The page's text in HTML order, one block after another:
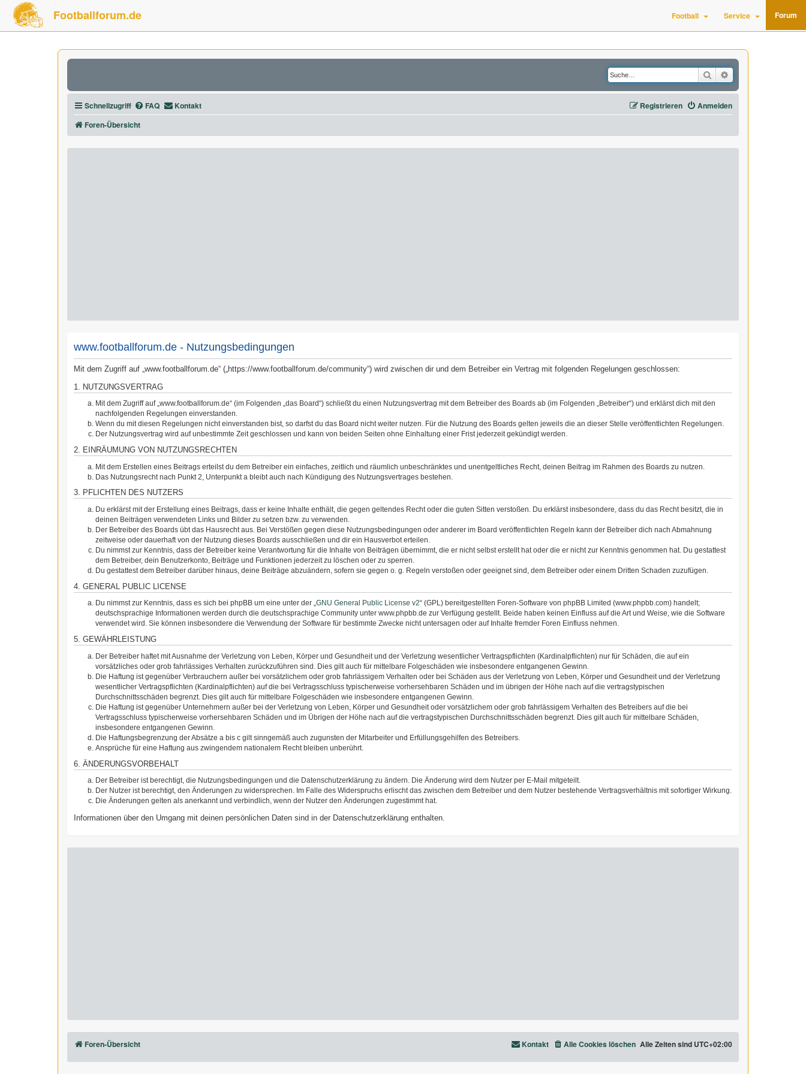
Footballforum.de Football Service Forum
Suche
Schnellzugriff FAQ Kontakt Anmelden
Registrieren
Foren-Übersicht
www.footballforum.de - Nutzungsbedingungen
Mit dem Zugriff auf „www.footballforum.de“ („https://www.footballforum.de/community“) wird zwischen dir und dem Betreiber ein Vertrag mit folgenden Regelungen geschlossen:
1. NUTZUNGSVERTRAG
Mit dem Zugriff auf „www.footballforum.de“ (im Folgenden „das Board“) schließt du einen Nutzungsvertrag mit dem Betreiber des Boards ab (im Folgenden „Betreiber“) und erklärst dich mit den
nachfolgenden Regelungen einverstanden.
Wenn du mit diesen Regelungen nicht einverstanden bist, so darfst du das Board nicht weiter nutzen. Für die Nutzung des Boards gelten jeweils die an dieser Stelle veröffentlichten Regelungen.
Der Nutzungsvertrag wird auf unbestimmte Zeit geschlossen und kann von beiden Seiten ohne Einhaltung einer Frist jederzeit gekündigt werden.
2. EINRÄUMUNG VON NUTZUNGSRECHTEN
Mit dem Erstellen eines Beitrags erteilst du dem Betreiber ein einfaches, zeitlich und räumlich unbeschränktes und unentgeltliches Recht, deinen Beitrag im Rahmen des Boards zu nutzen.
Das Nutzungsrecht nach Punkt 2, Unterpunkt a bleibt auch nach Kündigung des Nutzungsvertrages bestehen.
3. PFLICHTEN DES NUTZERS
Du erklärst mit der Erstellung eines Beitrags, dass er keine Inhalte enthält, die gegen geltendes Recht oder die guten Sitten verstoßen. Du erklärst insbesondere, dass du das Recht besitzt, die in
deinen Beiträgen verwendeten Links und Bilder zu setzen bzw. zu verwenden.
Der Betreiber des Boards übt das Hausrecht aus. Bei Verstößen gegen diese Nutzungsbedingungen oder anderer im Board veröffentlichten Regeln kann der Betreiber dich nach Abmahnung
zeitweise oder dauerhaft von der Nutzung dieses Boards ausschließen und dir ein Hausverbot erteilen.
Du nimmst zur Kenntnis, dass der Betreiber keine Verantwortung für die Inhalte von Beiträgen übernimmt, die er nicht selbst erstellt hat oder die er nicht zur Kenntnis genommen hat. Du gestattest
dem Betreiber, dein Benutzerkonto, Beiträge und Funktionen jederzeit zu löschen oder zu sperren.
Du gestattest dem Betreiber darüber hinaus, deine Beiträge abzuändern, sofern sie gegen o. g. Regeln verstoßen oder geeignet sind, dem Betreiber oder einem Dritten Schaden zuzufügen.
4. GENERAL PUBLIC LICENSE
Du nimmst zur Kenntnis, dass es sich bei phpBB um eine unter der „GNU General Public License v2“ (GPL) bereitgestellten Foren-Software von phpBB Limited (www.phpbb.com) handelt;
deutschsprachige Informationen werden durch die deutschsprachige Community unter www.phpbb.de zur Verfügung gestellt. Beide haben keinen Einfluss auf die Art und Weise, wie die Software
verwendet wird. Sie können insbesondere die Verwendung der Software für bestimmte Zwecke nicht untersagen oder auf Inhalte fremder Foren Einfluss nehmen.
5. GEWÄHRLEISTUNG
Der Betreiber haftet mit Ausnahme der Verletzung von Leben, Körper und Gesundheit und der Verletzung wesentlicher Vertragspflichten (Kardinalpflichten) nur für Schäden, die auf ein
vorsätzliches oder grob fahrlässiges Verhalten zurückzuführen sind. Dies gilt auch für mittelbare Folgeschäden wie insbesondere entgangenen Gewinn.
Die Haftung ist gegenüber Verbrauchern außer bei vorsätzlichem oder grob fahrlässigem Verhalten oder bei Schäden aus der Verletzung von Leben, Körper und Gesundheit und der Verletzung
wesentlicher Vertragspflichten (Kardinalpflichten) auf die bei Vertragsschluss typischerweise vorhersehbaren Schäden und im übrigen der Höhe nach auf die vertragstypischen
Durchschnittsschäden begrenzt. Dies gilt auch für mittelbare Folgeschäden wie insbesondere entgangenen Gewinn.
Die Haftung ist gegenüber Unternehmern außer bei der Verletzung von Leben, Körper und Gesundheit oder vorsätzlichem oder grob fahrlässigem Verhalten des Betreibers auf die bei
Vertragsschluss typischerweise vorhersehbaren Schäden und im Übrigen der Höhe nach auf die vertragstypischen Durchschnittsschäden begrenzt. Dies gilt auch für mittelbare Schäden,
insbesondere entgangenen Gewinn.
Die Haftungsbegrenzung der Absätze a bis c gilt sinngemäß auch zugunsten der Mitarbeiter und Erfüllungsgehilfen des Betreibers.
Ansprüche für eine Haftung aus zwingendem nationalem Recht bleiben unberührt.
6. ÄNDERUNGSVORBEHALT
Der Betreiber ist berechtigt, die Nutzungsbedingungen und die Datenschutzerklärung zu ändern. Die Änderung wird dem Nutzer per E-Mail mitgeteilt.
Der Nutzer ist berechtigt, den Änderungen zu widersprechen. Im Falle des Widerspruchs erlischt das zwischen dem Betreiber und dem Nutzer bestehende Vertragsverhältnis mit sofortiger Wirkung.
Die Änderungen gelten als anerkannt und verbindlich, wenn der Nutzer den Änderungen zugestimmt hat.
Informationen über den Umgang mit deinen persönlichen Daten sind in der Datenschutzerklärung enthalten.
Foren-Übersicht Alle Zeiten sind UTC+02:00
Alle Cookies löschen
Kontakt